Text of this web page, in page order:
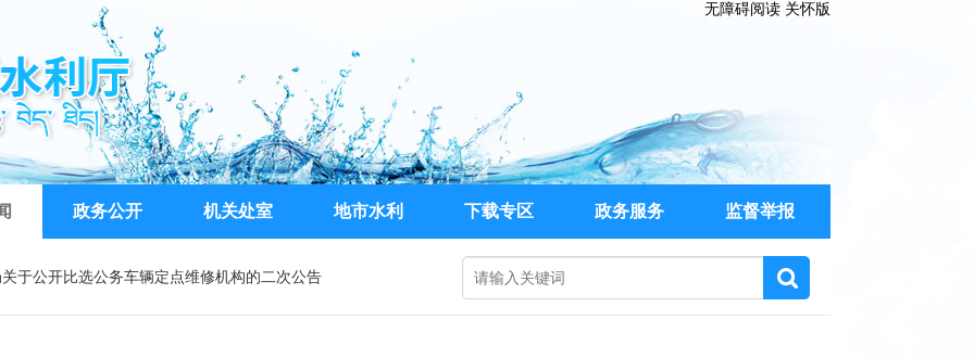
无障碍阅读 关怀版
政务公开 机关处室 地市水利 下载专区 政务服务 监督举报
于公开比选公务车辆定点维修机构的二次公告